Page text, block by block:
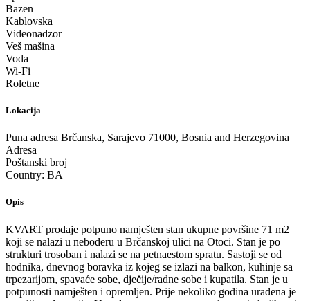
Bazen
Kablovska
Videonadzor
Veš mašina
Voda
Wi-Fi
Roletne
Lokacija
Puna adresa Brčanska, Sarajevo 71000, Bosnia and Herzegovina
Adresa
Poštanski broj
Country: BA
Opis
KVART prodaje potpuno namješten stan ukupne površine 71 m2
koji se nalazi u neboderu u Brčanskoj ulici na Otoci. Stan je po
strukturi trosoban i nalazi se na petnaestom spratu. Sastoji se od
hodnika, dnevnog boravka iz kojeg se izlazi na balkon, kuhinje sa
trpezarijom, spavaće sobe, dječije/radne sobe i kupatila. Stan je u
potpunosti namješten i opremljen. Prije nekoliko godina urađena je